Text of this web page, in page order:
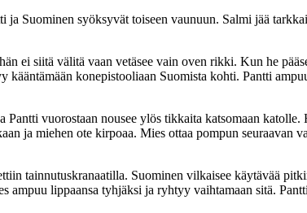
Suominen syöksyvät toiseen vaunuun. Salmi jää
ei siitä välitä vaan vetäsee vain oven rikki. Kun he
konepistooliaan Suomista kohti. Pantti
vuorostaan nousee ylös tikkaita katsomaan
ja miehen ote kirpoaa. Mies ottaa pompun seuraavan
tainnutuskranaatilla. Suominen vilkaisee käytävää
ampuu lippaansa tyhjäksi ja ryhtyy vaihtamaan sitä.